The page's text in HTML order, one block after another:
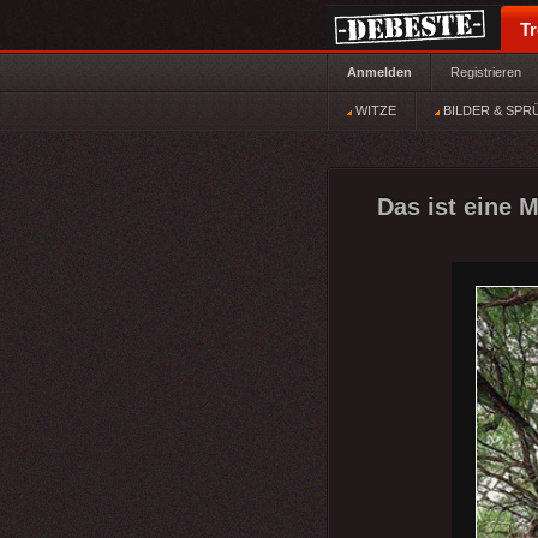
Anmelden Registrieren
WITZE BILDER &
Das ist eine